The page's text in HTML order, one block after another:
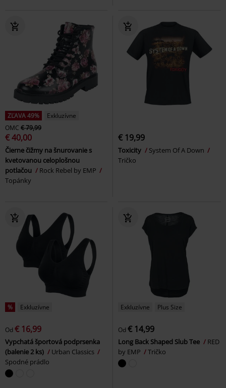
ZĽAVA 49%
Exkluzívne
OMC € 79,99
€ 40,00
Čierne čižmy na šnurovanie s
kvetovanou celoplošnou
potlačou
Rock Rebel by EMP
Topánky
€ 19,99
Toxicity
System Of A Down
Tričko
% Exkluzívne
Od € 16,99
Vypchatá športová podprsenka
(balenie 2 ks)
Urban Classics
Spodné prádlo
Exkluzívne Plus Size
Od € 14,99
Long Back Shaped Slub Tee
RED
by EMP
Tričko